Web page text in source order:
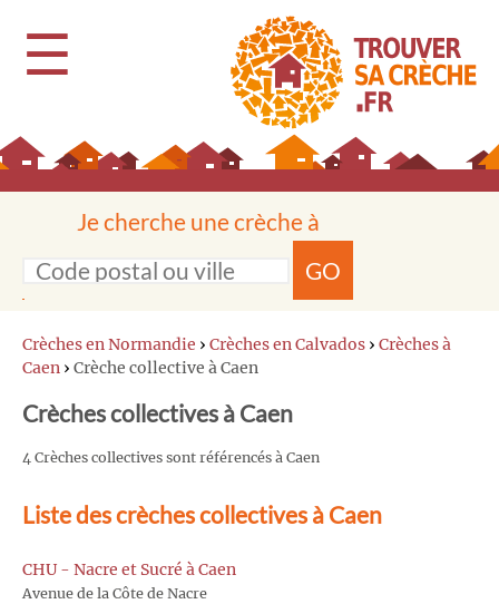
☰
Je cherche une crèche à
GO
Crèches en Normandie › Crèches en Calvados › Crèches à
Caen › Crèche collective à Caen
Crèches collectives à Caen
4 Crèches collectives sont référencés à Caen
Liste des crèches collectives à Caen
CHU - Nacre et Sucré à Caen
Avenue de la Côte de Nacre